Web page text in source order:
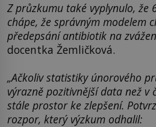
Z průzkumu také vyplynulo, že
chápe, že správným modelem
předepsání antibiotik na
docentka Žemličková.
„Ačkoliv statistiky únorového
výrazně pozitivnější data než v
stále prostor ke zlepšení.
rozpor, který výzkum odhalil: